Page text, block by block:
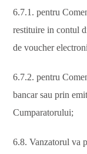
6.7.1. pentru
restituire in contul
de voucher
6.7.2. pentru
bancar sau prin
Cumparatorului;
6.8. Vanzatorul va